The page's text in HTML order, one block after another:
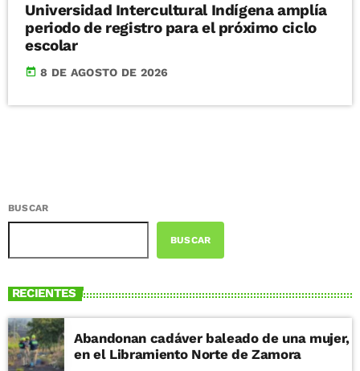
Universidad Intercultural Indígena amplía
periodo de registro para el próximo ciclo
escolar
today 8 DE AGOSTO DE 2026
BUSCAR
BUSCAR
RECIENTES
Abandonan cadáver baleado de una mujer,
en el Libramiento Norte de Zamora